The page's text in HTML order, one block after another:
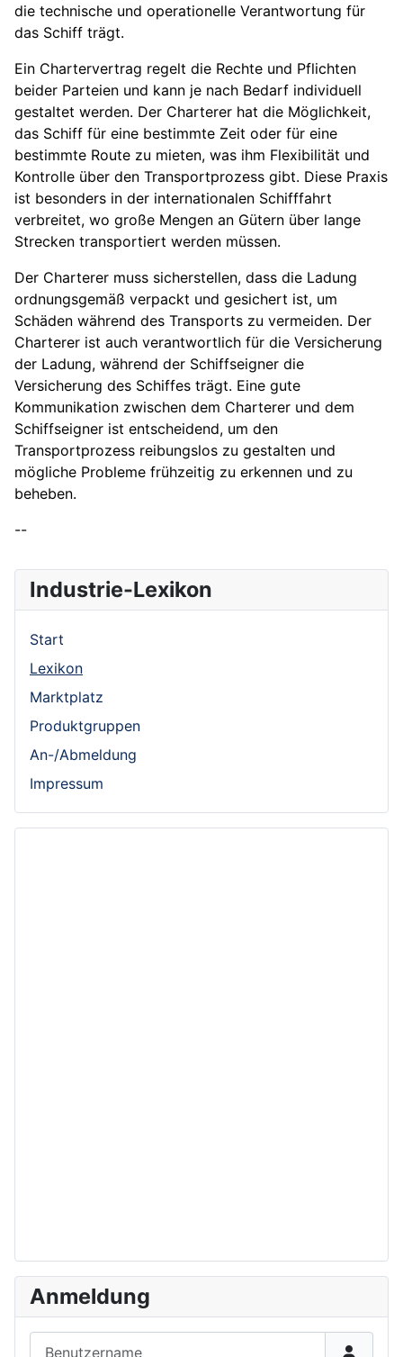
die technische und operationelle Verantwortung für
das Schiff trägt.
Ein Chartervertrag regelt die Rechte und Pflichten
beider Parteien und kann je nach Bedarf individuell
gestaltet werden. Der Charterer hat die Möglichkeit,
das Schiff für eine bestimmte Zeit oder für eine
bestimmte Route zu mieten, was ihm Flexibilität und
Kontrolle über den Transportprozess gibt. Diese Praxis
ist besonders in der internationalen Schifffahrt
verbreitet, wo große Mengen an Gütern über lange
Strecken transportiert werden müssen.
Der Charterer muss sicherstellen, dass die Ladung
ordnungsgemäß verpackt und gesichert ist, um
Schäden während des Transports zu vermeiden. Der
Charterer ist auch verantwortlich für die Versicherung
der Ladung, während der Schiffseigner die
Versicherung des Schiffes trägt. Eine gute
Kommunikation zwischen dem Charterer und dem
Schiffseigner ist entscheidend, um den
Transportprozess reibungslos zu gestalten und
mögliche Probleme frühzeitig zu erkennen und zu
beheben.
--
Industrie-Lexikon
Start
Lexikon
Marktplatz
Produktgruppen
An-/Abmeldung
Impressum
Anmeldung